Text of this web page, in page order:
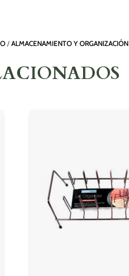
/ ALMACENAMIENTO Y ORGANIZACIÓN